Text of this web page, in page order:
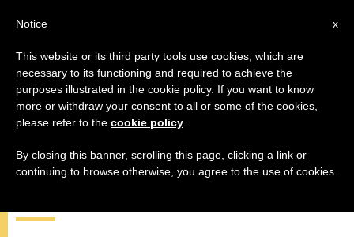
البابا: "إن المسيحيين في الشرق
الأوسط مدعوون إلى تقديم إسهامهم
المستوحى من مثال يسوع، بالمغفرة
x
Notice
This website or its third party tools use cookies, which are
necessary to its functioning and required to achieve the
purposes illustrated in the cookie policy. If you want to know
more or withdraw your consent to all or some of the cookies,
please refer to the cookie policy
By closing this banner, scrolling this page, clicking a link or
continuing to browse otherwise, you agree to the use of cookies.